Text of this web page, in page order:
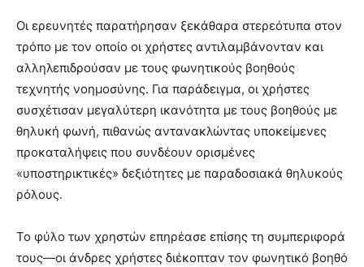
Οι ερευνητές παρατήρησαν ξεκάθαρα στερεότυπα στον
τρόπο με τον οποίο οι χρήστες αντιλαμβάνονταν και
αλληλεπιδρούσαν με τους φωνητικούς βοηθούς
τεχνητής νοημοσύνης. Για παράδειγμα, οι χρήστες
συσχέτισαν μεγαλύτερη ικανότητα με τους βοηθούς με
θηλυκή φωνή, πιθανώς αντανακλώντας υποκείμενες
προκαταλήψεις που συνδέουν ορισμένες
«υποστηρικτικές» δεξιότητες με παραδοσιακά θηλυκούς
ρόλους.
Το φύλο των χρηστών επηρέασε επίσης τη συμπεριφορά
τους—οι άνδρες χρήστες διέκοπταν τον φωνητικό βοηθό